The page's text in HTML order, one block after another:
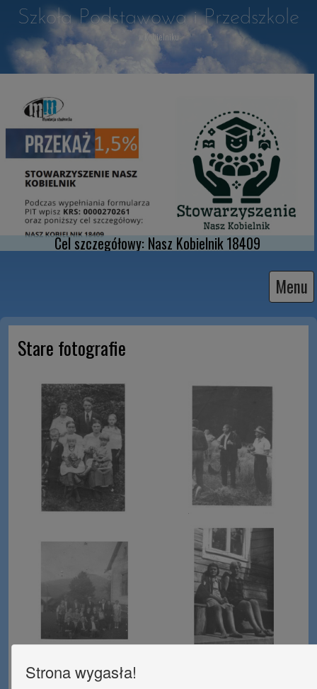
Szkoła Podstawowa i Przedszkole
w Kobielniku
Cel szczegółowy: Nasz Kobielnik 18409
Menu
Stare fotografie